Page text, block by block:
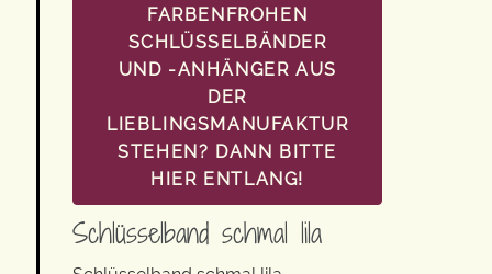
FARBENFROHEN
SCHLÜSSELBÄNDER
UND -ANHÄNGER AUS
DER
LIEBLINGSMANUFAKTUR
STEHEN? DANN BITTE
HIER ENTLANG!
Schlüsselband schmal lila